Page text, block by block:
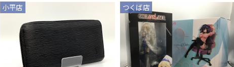
小平店 つくば店